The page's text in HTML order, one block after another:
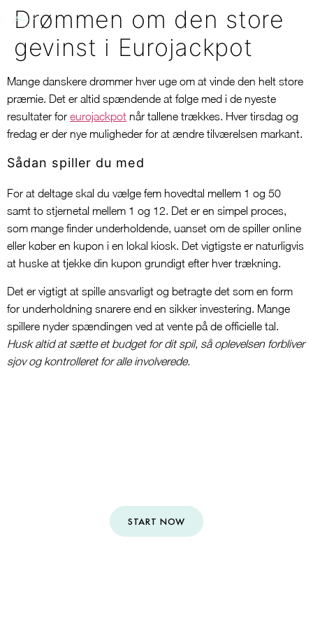
Drømmen om den store
gevinst i Eurojackpot
Mange danskere drømmer hver uge om at vinde den helt store
præmie. Det er altid spændende at følge med i de nyeste
resultater for eurojackpot når tallene trækkes. Hver tirsdag og
fredag er der nye muligheder for at ændre tilværelsen markant.
Sådan spiller du med
For at deltage skal du vælge fem hovedtal mellem 1 og 50
samt to stjernetal mellem 1 og 12. Det er en simpel proces,
som mange finder underholdende, uanset om de spiller online
eller køber en kupon i en lokal kiosk. Det vigtigste er naturligvis
at huske at tjekke din kupon grundigt efter hver trækning.
Det er vigtigt at spille ansvarligt og betragte det som en form
for underholdning snarere end en sikker investering. Mange
spillere nyder spændingen ved at vente på de officielle tal.
Husk altid at sætte et budget for dit spil, så oplevelsen forbliver
sjov og kontrolleret for alle involverede.
START NOW